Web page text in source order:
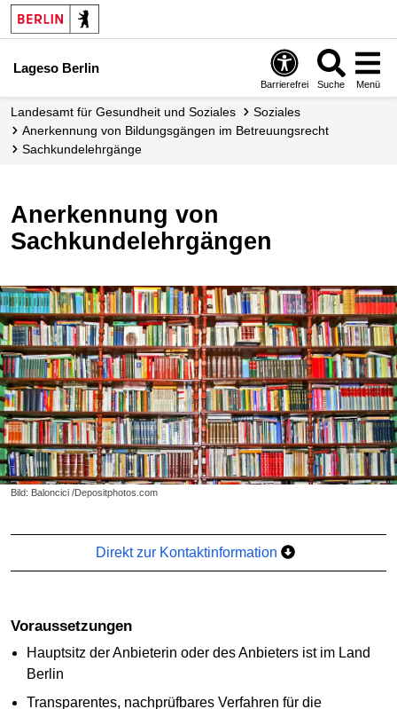
Lageso Berlin
Barrierefrei Suche Menü
Landesamt für Gesundheit und Soziales
Soziales
Anerkennung von Bildungsgängen im Betreuungsrecht
Sachkundelehrgänge
Anerkennung von
Sachkundelehrgängen
Bild: Baloncici /Depositphotos.com
Direkt zur Kontaktinformation
Voraussetzungen
Hauptsitz der Anbieterin oder des Anbieters ist im Land
Berlin
Transparentes, nachprüfbares Verfahren für die